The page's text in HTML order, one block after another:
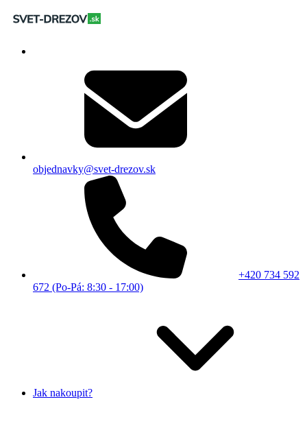
objednavky@svet-drezov.sk
+420 734 592
672 (Po-Pá: 8:30 - 17:00)
Jak nakoupit?